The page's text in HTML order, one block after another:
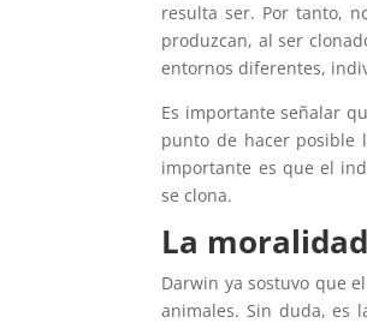
resulta ser. Por tanto,
produzcan, al ser
entornos diferentes,
Es importante señalar
punto de hacer posible
importante es que el
se clona.
La
Darwin ya sostuvo que
animales. Sin duda, es